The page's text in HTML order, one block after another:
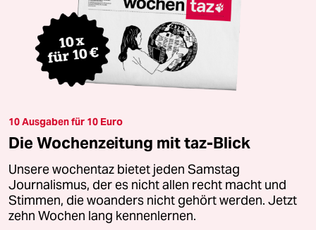
10 Ausgaben für 10 Euro
Die Wochenzeitung mit taz-Blick
Unsere wochentaz bietet jeden Samstag
Journalismus, der es nicht allen recht macht und
Stimmen, die woanders nicht gehört werden. Jetzt
zehn Wochen lang kennenlernen.